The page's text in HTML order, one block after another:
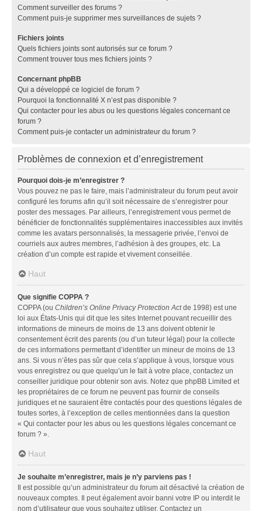
Comment surveiller des forums ?
Comment puis-je supprimer mes surveillances de sujets ?
Fichiers joints
Quels fichiers joints sont autorisés sur ce forum ?
Comment trouver tous mes fichiers joints ?
Concernant phpBB
Qui a développé ce logiciel de forum ?
Pourquoi la fonctionnalité X n’est pas disponible ?
Qui contacter pour les abus ou les questions légales concernant ce
forum ?
Comment puis-je contacter un administrateur du forum ?
Problèmes de connexion et d’enregistrement
Pourquoi dois-je m’enregistrer ?
Vous pouvez ne pas le faire, mais l’administrateur du forum peut avoir
configuré les forums afin qu’il soit nécessaire de s’enregistrer pour
poster des messages. Par ailleurs, l’enregistrement vous permet de
bénéficier de fonctionnalités supplémentaires inaccessibles aux invités
comme les avatars personnalisés, la messagerie privée, l’envoi de
courriels aux autres membres, l’adhésion à des groupes, etc. La
création d’un compte est rapide et vivement conseillée.
Haut
Que signifie COPPA ?
COPPA (ou Children’s Online Privacy Protection Actde 1998) est une
loi aux États-Unis qui dit que les sites Internet pouvant recueillir des
informations de mineurs de moins de 13 ans doivent obtenir le
consentement écrit des parents (ou d’un tuteur légal) pour la collecte
de ces informations permettant d’identifier un mineur de moins de 13
ans. Si vous n’êtes pas sûr que cela s’applique à vous, lorsque vous
vous enregistrez ou que quelqu’un le fait à votre place, contactez un
conseiller juridique pour obtenir son avis. Notez que phpBB Limited et
les propriétaires de ce forum ne peuvent pas fournir de conseils
juridiques et ne sauraient être contactés pour des questions légales de
toutes sortes, à l’exception de celles mentionnées dans la question
« Qui contacter pour les abus ou les questions légales concernant ce
forum ? ».
Haut
Je souhaite m’enregistrer, mais je n’y parviens pas !
Il est possible qu’un administrateur du forum ait désactivé la création de
nouveaux comptes. Il peut également avoir banni votre IP ou interdit le
nom d’utilisateur que vous souhaitez utiliser. Contactez un